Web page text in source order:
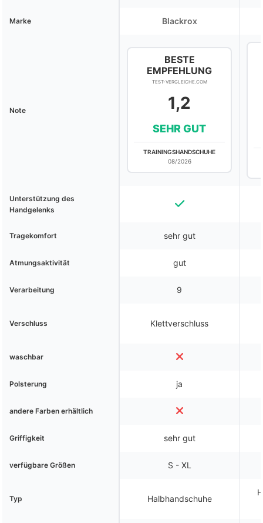
Marke Blackrox
Note
BESTE
EMPFEHLUNG
TEST-VERGLEICHE.COM
1,2
SEHR GUT
TRAININGSHANDSCHUHE
08/2026
Unterstützung des
Handgelenks
Tragekomfort sehr gut
Atmungsaktivität gut
Verarbeitung 9
Verschluss Klettverschluss
waschbar
Polsterung ja
andere Farben erhältlich
Griffigkeit sehr gut
verfügbare Größen S - XL
Typ Halbhandschuhe